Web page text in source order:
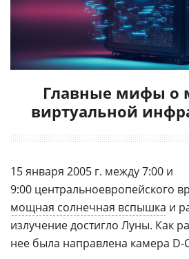
Главные мифы о
виртуальной
15 января 2005 г. между 7:00 и
9:00 центральноевропейского
мощная солнечная вспышка и
излучение достигло Луны. Как
нее была направлена камера D-